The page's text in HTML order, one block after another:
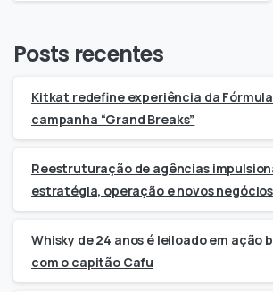
Posts recentes
Kitkat redefine experiência da Fórmula
campanha “Grand Breaks”
Reestruturação de agências
estratégia, operação e novos negócios
Whisky de 24 anos é leiloado em ação
com o capitão Cafu